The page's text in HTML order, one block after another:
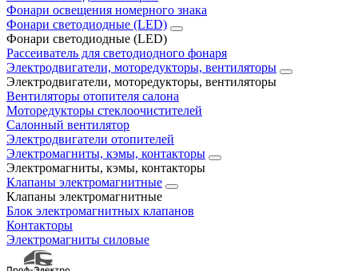
Фонари освещения номерного знака
Фонари светодиодные (LED)
Фонари светодиодные (LED)
Рассеиватель для светодиодного фонаря
Электродвигатели, моторедукторы, вентиляторы
Электродвигатели, моторедукторы, вентиляторы
Вентиляторы отопителя салона
Моторедукторы стеклоочистителей
Салонный вентилятор
Электродвигатели отопителей
Электромагниты, кэмы, контакторы
Электромагниты, кэмы, контакторы
Клапаны электромагнитные
Клапаны электромагнитные
Блок электромагнитных клапанов
Контакторы
Электромагниты силовые